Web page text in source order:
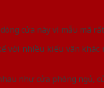
cửa này vì mẫu mã
với nhiều kiểu vân
như cửa phòng ngủ,